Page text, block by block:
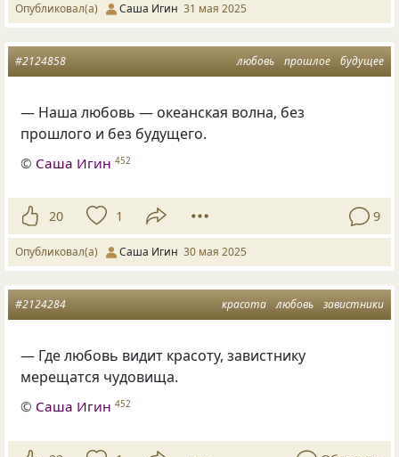
Опубликовал(а) Саша Игин 31 мая 2025
любовь прошлое будущее
#2124858
— Наша любовь — океанская волна, без
прошлого и без будущего.
© Саша Игин 452
20 1 9
Опубликовал(а) Саша Игин 30 мая 2025
красота любовь завистники
#2124284
— Где любовь видит красоту, завистнику
мерещатся чудовища.
© Саша Игин 452